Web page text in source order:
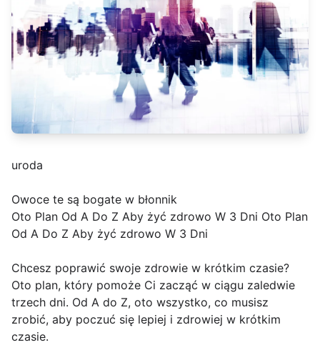
uroda
Owoce te są bogate w błonnik
Oto Plan Od A Do Z Aby żyć zdrowo W 3 Dni Oto Plan
Od A Do Z Aby żyć zdrowo W 3 Dni
Chcesz poprawić swoje zdrowie w krótkim czasie?
Oto plan, który pomoże Ci zacząć w ciągu zaledwie
trzech dni. Od A do Z, oto wszystko, co musisz
zrobić, aby poczuć się lepiej i zdrowiej w krótkim
czasie.